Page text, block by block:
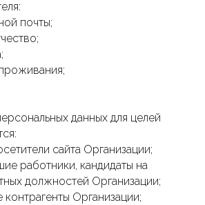
почты;
данных для целей
сайта Организации;
работники, кандидаты на
должностей Организации;
контрагенты Организации;